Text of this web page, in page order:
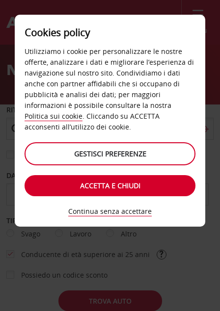
Menù
Welcome
AvisNoleggio auto Nanchino
RITIRO DA
Scegli una località di riconsegna diversa
DAL GIORNO AL GIORNO
TIPOLOGIA DI NOLEGGIO
Svago
Lavoro Altro
Conducente di età superiore ai 25 anni
Possiedo un codice sconto
TROVA AUTO
Cookies policy
Utilizziamo i cookie per personalizzare le nostre
offerte, analizzare i dati e migliorare l’esperienza di
navigazione sul nostro sito. Condividiamo i dati
anche con partner affidabili che si occupano di
pubblicità e analisi dei dati; per maggiori
informazioni è possibile consultare la nostra
Politica sui cookie. Cliccando su ACCETTA
acconsenti all’utilizzo dei cookie.
GESTISCI PREFERENZE
ACCETTA E CHIUDI
Continua senza accettare